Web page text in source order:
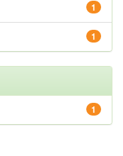
1
1
1